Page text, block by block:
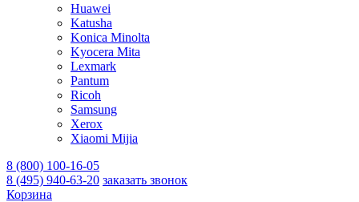
Huawei
Katusha
Konica Minolta
Kyocera Mita
Lexmark
Pantum
Ricoh
Samsung
Xerox
Xiaomi Mijia
8 (800) 100-16-05
8 (495) 940-63-20 заказать звонок
Корзина